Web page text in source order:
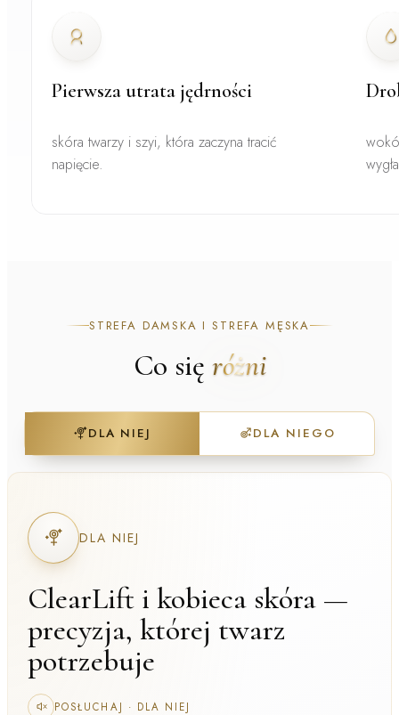
Pierwsza utrata jędrności
skóra twarzy i szyi, która zaczyna tracić
napięcie.
STREFA DAMSKA I STREFA MĘSKA
Co się różni
DLA NIEJ DLA NIEGO
DLA NIEJ
ClearLift i kobieca skóra —
precyzja, której twarz
potrzebuje
POSŁUCHAJ · DLA NIEJ